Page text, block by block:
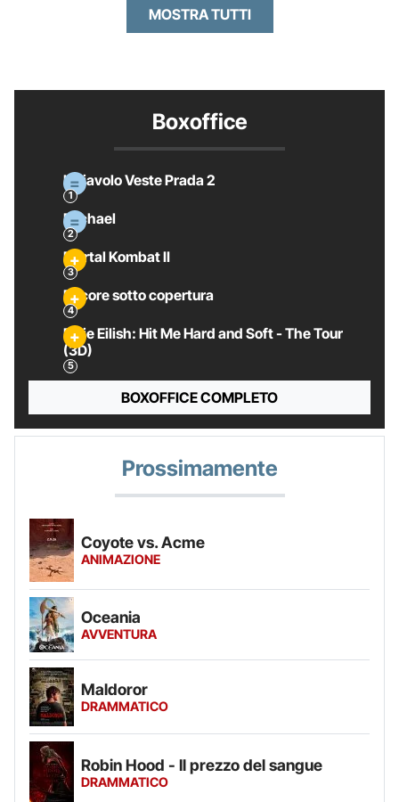
MOSTRA TUTTI
Boxoffice
Il Diavolo Veste Prada 2
Michael
Mortal Kombat II
Pecore sotto copertura
Billie Eilish: Hit Me Hard and Soft - The Tour
(3D)
BOXOFFICE COMPLETO
Prossimamente
Coyote vs. Acme
ANIMAZIONE
Oceania
AVVENTURA
Maldoror
DRAMMATICO
Robin Hood - Il prezzo del sangue
DRAMMATICO